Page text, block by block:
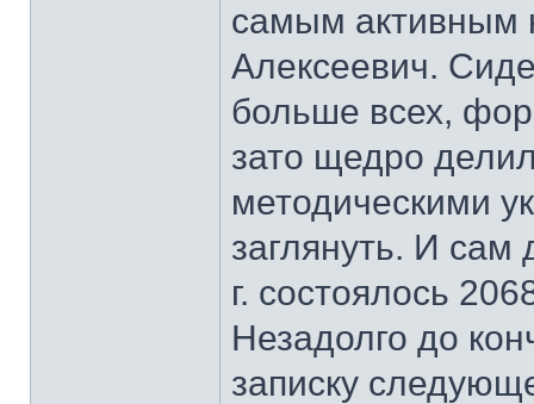
самым активным
Алексеевич.
больше всех,
зато щедро
методическими
заглянуть. И
г. состоялось
Незадолго до
записку